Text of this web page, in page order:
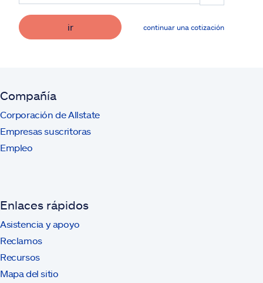
ir continuar una cotización
Compañía
Corporación de Allstate
Empresas suscritoras
Empleo
Enlaces rápidos
Asistencia y apoyo
Reclamos
Recursos
Mapa del sitio